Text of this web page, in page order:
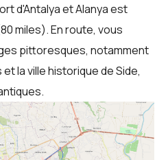
d'Antalya et Alanya est
miles). En route, vous
pittoresques, notamment
la ville historique de Side,